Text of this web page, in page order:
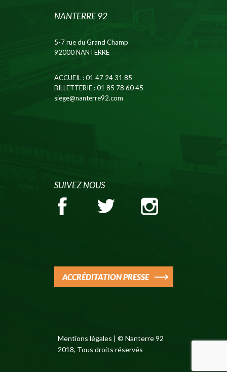
NANTERRE 92
5-7 rue du Grand Champ
92000 NANTERRE
ACCUEIL: 01 47 24 31 85
BILLETTERIE: 01 85 78 60 45
siege@nanterre92.com
SUIVEZ NOUS
ACCRÉDITATION PRESSE
Mentions légales | © Nanterre 92
2018, Tous droits réservés